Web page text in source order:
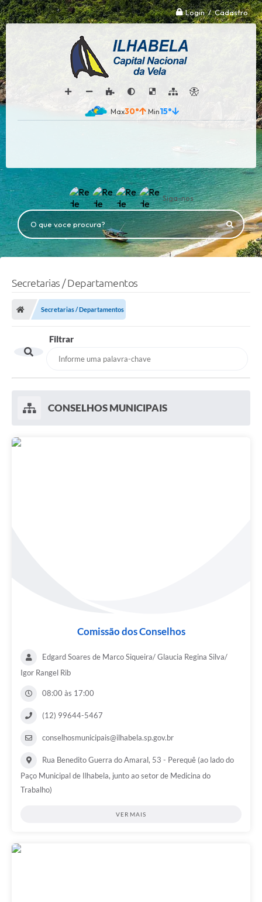
Login / Cadastro
30° 15°
Siga-nos
O que voce procura?
Secretarias / Departamentos
Secretarias / Departamentos
Filtrar
CONSELHOS MUNICIPAIS
Comissão dos Conselhos
Edgard Soares de Marco Siqueira/ Glaucia Regina Silva/
Igor Rangel Rib
08:00 às 17:00
(12) 99644-5467
conselhosmunicipais@ilhabela.sp.gov.br
Rua Benedito Guerra do Amaral, 53 - Perequê (ao lado do
Paço Municipal de Ilhabela, junto ao setor de Medicina do
Trabalho)
VER MAIS